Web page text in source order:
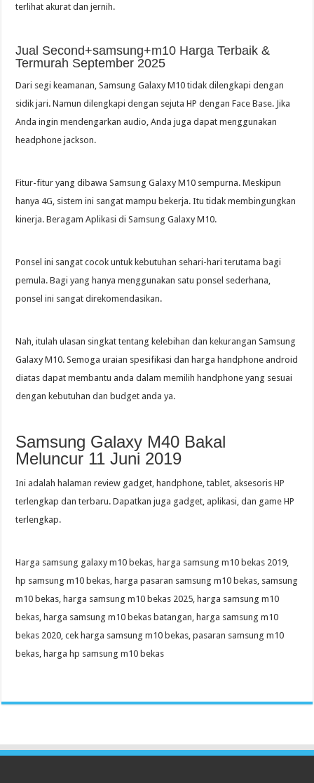
terlihat akurat dan jernih.
Jual Second+samsung+m10 Harga Terbaik &
Termurah September 2025
Dari segi keamanan, Samsung Galaxy M10 tidak dilengkapi dengan
sidik jari. Namun dilengkapi dengan sejuta HP dengan Face Base. Jika
Anda ingin mendengarkan audio, Anda juga dapat menggunakan
headphone jackson.
Fitur-fitur yang dibawa Samsung Galaxy M10 sempurna. Meskipun
hanya 4G, sistem ini sangat mampu bekerja. Itu tidak membingungkan
kinerja. Beragam Aplikasi di Samsung Galaxy M10.
Ponsel ini sangat cocok untuk kebutuhan sehari-hari terutama bagi
pemula. Bagi yang hanya menggunakan satu ponsel sederhana,
ponsel ini sangat direkomendasikan.
Nah, itulah ulasan singkat tentang kelebihan dan kekurangan Samsung
Galaxy M10. Semoga uraian spesifikasi dan harga handphone android
diatas dapat membantu anda dalam memilih handphone yang sesuai
dengan kebutuhan dan budget anda ya.
Samsung Galaxy M40 Bakal
Meluncur 11 Juni 2019
Ini adalah halaman review gadget, handphone, tablet, aksesoris HP
terlengkap dan terbaru. Dapatkan juga gadget, aplikasi, dan game HP
terlengkap.
Harga samsung galaxy m10 bekas, harga samsung m10 bekas 2019,
hp samsung m10 bekas, harga pasaran samsung m10 bekas, samsung
m10 bekas, harga samsung m10 bekas 2025, harga samsung m10
bekas, harga samsung m10 bekas batangan, harga samsung m10
bekas 2020, cek harga samsung m10 bekas, pasaran samsung m10
bekas, harga hp samsung m10 bekas